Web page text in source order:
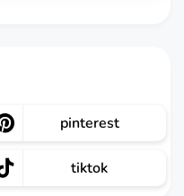
pinterest
tiktok